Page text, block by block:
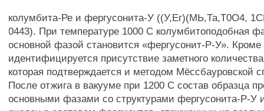
колумбита-Ре и фергусонита-У ((У,Ег)(МЬ,Та,Т0О4,
0443). При температуре 1000 С колумбитоподобная
основной фазой становится «фергусонит-Р-У». Кроме
идентифицируется присутствие заметного
которая подтверждается и методом Мёссбауровской
После отжига в вакууме при 1200 С состав образца
основными фазами со структурами фергусонита-Р-У